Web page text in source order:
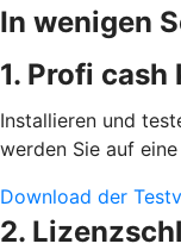
In wenigen
1. Profi
Installieren und
werden Sie auf
Download der
2.